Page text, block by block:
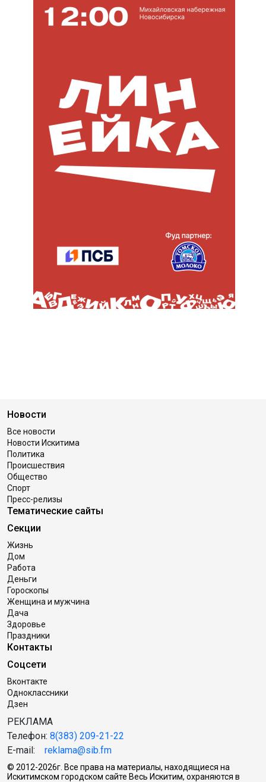
Новости
Все новости
Новости Искитима
Политика
Происшествия
Общество
Спорт
Пресс-релизы
Тематические сайты
Секции
Жизнь
Дом
Работа
Деньги
Гороскопы
Женщина и мужчина
Дача
Здоровье
Праздники
Контакты
Соцсети
Вконтакте
Одноклассники
Дзен
РЕКЛАМА
Телефон: 8(383) 209-21-22
E-mail: reklama@sib.fm
© 2012-2026г. Все права на материалы, находящиеся на
Искитимском городском сайте Весь Искитим, охраняются в